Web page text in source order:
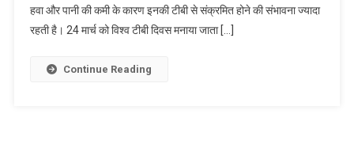
मामले
हवा और पानी की कमी के कारण इनकी टीबी से संक्रमित होने की संभावना ज्यादा
रहती है। 24 मार्च को विश्व टीबी दिवस मनाया जाता […]
Continue Reading